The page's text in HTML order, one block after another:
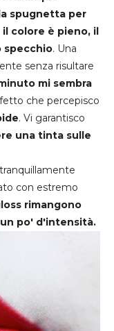
spugnetta per
colore è pieno, il
specchio. Una
senza risultare
mi sembra
che percepisco
. Vi garantisco
una tinta sulle
con estremo
rimangono
po' d'intensità.